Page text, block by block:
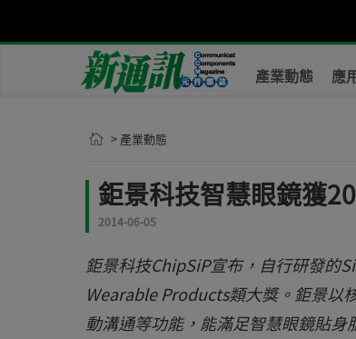
產業動態 應
> 產業動態
鉅景科技智慧眼鏡獲
2014-06-05
鉅景科技ChipSiP宣布，自行研發的
Wearable Products類大獎。鉅景以
動溝通等功能，能滿足智慧眼鏡貼